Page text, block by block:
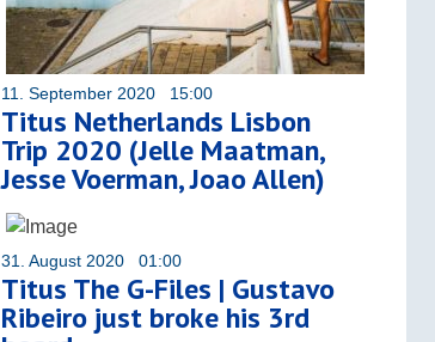
11. September 2020 15:00
Titus Netherlands Lisbon
Trip 2020 (Jelle Maatman,
Jesse Voerman, Joao Allen)
31. August 2020 01:00
Titus The G-Files | Gustavo
Ribeiro just broke his 3rd